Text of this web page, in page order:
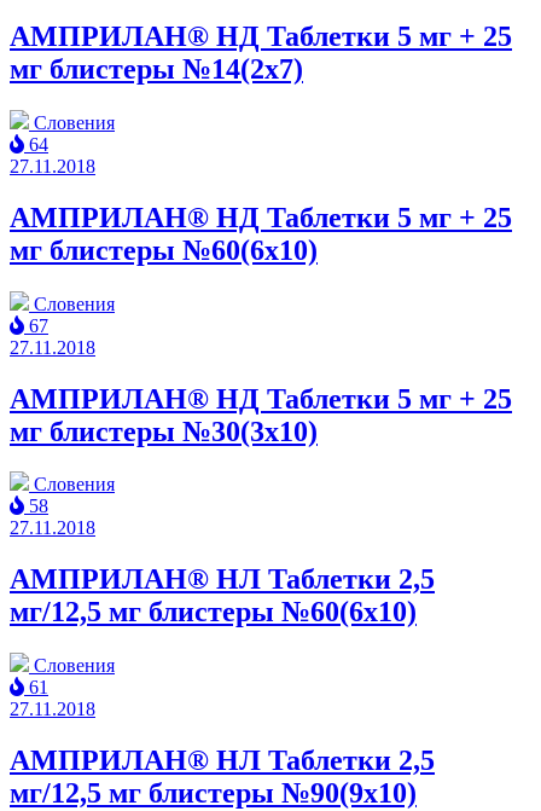
АМПРИЛАН® НД Таблетки 5 мг + 25
мг блистеры №14(2x7)
Словения
64
27.11.2018
АМПРИЛАН® НД Таблетки 5 мг + 25
мг блистеры №60(6x10)
Словения
67
27.11.2018
АМПРИЛАН® НД Таблетки 5 мг + 25
мг блистеры №30(3x10)
Словения
58
27.11.2018
АМПРИЛАН® НЛ Таблетки 2,5
мг/12,5 мг блистеры №60(6x10)
Словения
61
27.11.2018
АМПРИЛАН® НЛ Таблетки 2,5
мг/12,5 мг блистеры №90(9x10)